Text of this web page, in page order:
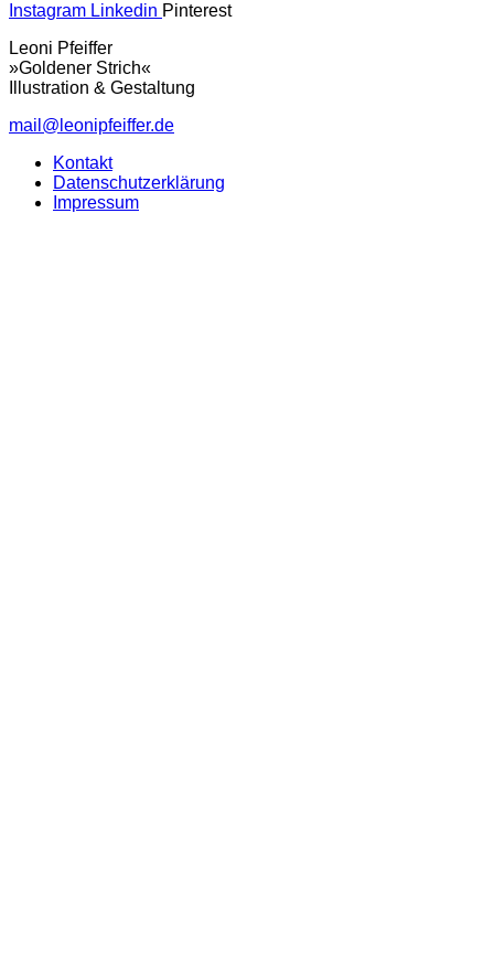
Instagram Linkedin Pinterest
Leoni Pfeiffer
»Goldener Strich«
Illustration & Gestaltung
mail@leonipfeiffer.de
Kontakt
Datenschutzerklärung
Impressum